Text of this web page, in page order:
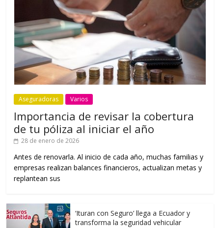
Aseguradoras Varios
Importancia de revisar la cobertura
de tu póliza al iniciar el año
28 de enero de 2026
Antes de renovarla. Al inicio de cada año, muchas familias y
empresas realizan balances financieros, actualizan metas y
replantean sus
‘Ituran con Seguro’ llega a Ecuador y
transforma la seguridad vehicular